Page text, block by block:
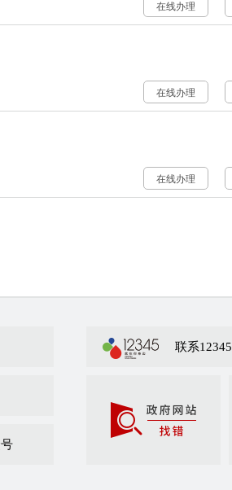
在线办理
在线办理
在线办理
联系12345